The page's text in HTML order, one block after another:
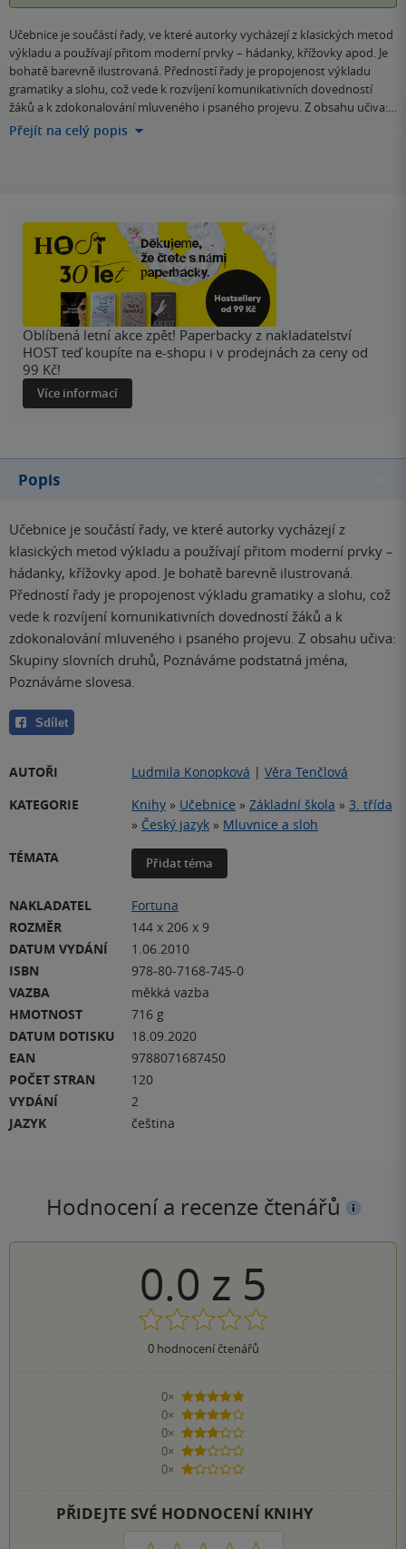
Učebnice je součástí řady, ve které autorky vycházejí z klasických metod
výkladu a používají přitom moderní prvky – hádanky, křížovky apod. Je
bohatě barevně ilustrovaná. Předností řady je propojenost výkladu
gramatiky a slohu, což vede k rozvíjení komunikativních dovedností
žáků a k zdokonalování mluveného i psaného projevu. Z obsahu učiva:…
Přejít na celý popis
Oblíbená letní akce zpět! Paperbacky z nakladatelství
HOST teď koupíte na e-shopu i v prodejnách za ceny od
99 Kč!
Více informací
Popis
Učebnice je součástí řady, ve které autorky vycházejí z
klasických metod výkladu a používají přitom moderní prvky –
hádanky, křížovky apod. Je bohatě barevně ilustrovaná.
Předností řady je propojenost výkladu gramatiky a slohu, což
vede k rozvíjení komunikativních dovedností žáků a k
zdokonalování mluveného i psaného projevu. Z obsahu učiva:
Skupiny slovních druhů, Poznáváme podstatná jména,
Poznáváme slovesa.
Sdílet
AUTOŘI Ludmila Konopková | Věra Tenčlová
KATEGORIE
Knihy » Učebnice » Základní škola » 3. třída
» Český jazyk » Mluvnice a sloh
TÉMATA
Přidat téma
NAKLADATEL
Fortuna
ROZMĚR
144 x 206 x 9
DATUM VYDÁNÍ
1.06.2010
ISBN
978-80-7168-745-0
VAZBA
měkká vazba
HMOTNOST
716 g
DATUM DOTISKU
18.09.2020
EAN
9788071687450
POČET STRAN
120
VYDÁNÍ
2
JAZYK
čeština
Hodnocení a recenze čtenářů
0.0 z 5
0hodnocení čtenářů
0×
5 hvězdiček
0×
4 hvězdičky
0×
3 hvězdičky
0×
2 hvězdičky
0×
1 hvezdička
PŘIDEJTE SVÉ HODNOCENÍ KNIHY